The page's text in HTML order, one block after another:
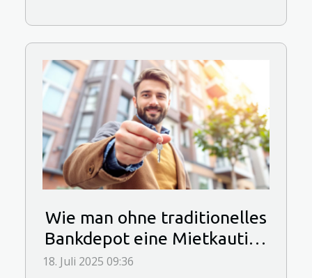
Wie man ohne traditionelles
Bankdepot eine Mietkaution
sichert?
18. Juli 2025 09:36